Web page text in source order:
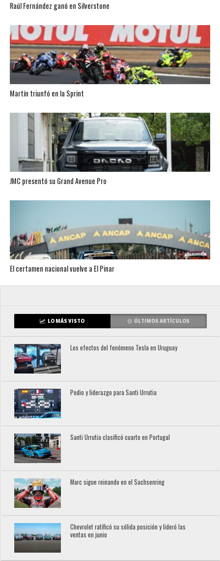
Raúl Fernández ganó en Silverstone
Martín triunfó en la Sprint
JMC presentó su Grand Avenue Pro
El certamen nacional vuelve a El Pinar
LO MÁS VISTO ÚLTIMOS ARTÍCULOS
Los efectos del fenómeno Tesla en Uruguay
Podio y liderazgo para Santi Urrutia
Santi Urrutia clasificó cuarto en Portugal
Marc sigue reinando en el Sachsenring
Chevrolet ratificó su sólida posición y lideró las
ventas en junio